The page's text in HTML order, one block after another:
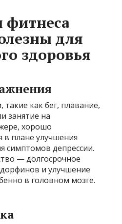
фитнеса
для
здоровья
как бег, плавание,
занятие на
хорошо
в плане улучшения
симптомов депрессии.
— долгосрочное
и улучшение
в головном мозге.